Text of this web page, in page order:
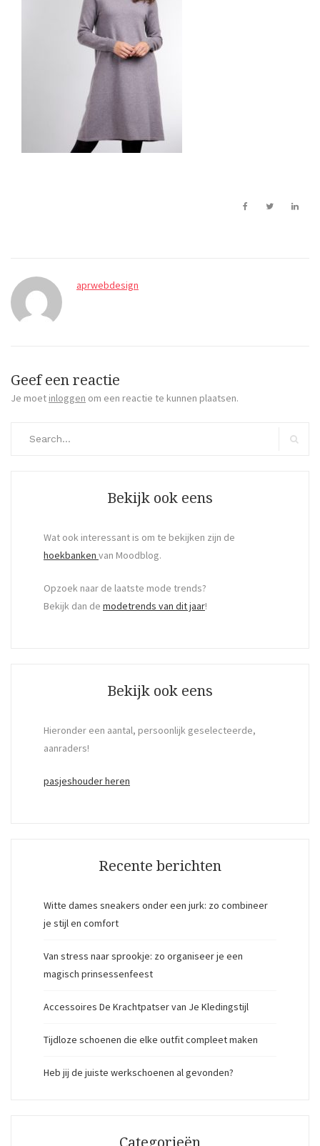
aprwebdesign
Geef een reactie
Je moet inloggen om een reactie te kunnen plaatsen.
Bekijk ook eens
Wat ook interessant is om te bekijken zijn de
hoekbanken van Moodblog.
Opzoek naar de laatste mode trends?
Bekijk dan de modetrends van dit jaar!
Bekijk ook eens
Hieronder een aantal, persoonlijk geselecteerde,
aanraders!
pasjeshouder heren
Recente berichten
Witte dames sneakers onder een jurk: zo combineer
je stijl en comfort
Van stress naar sprookje: zo organiseer je een
magisch prinsessenfeest
Accessoires De Krachtpatser van Je Kledingstijl
Tijdloze schoenen die elke outfit compleet maken
Heb jij de juiste werkschoenen al gevonden?